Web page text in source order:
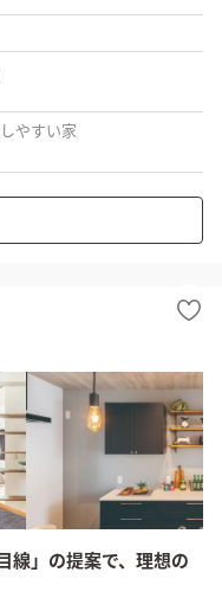
やすい家
線」の提案で、理想の